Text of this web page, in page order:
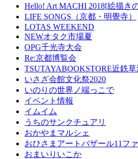
Hello! Art MACHI 2018[絵描き
LIFE SONGS（京都・明覺寺）
LOTAS WEEKEND
NEWオタク市場夏
OPG千光寺大会
Re:京都博覧会
TSUTAYABOOKSTORE近鉄
いさざ会館文化祭2020
いのりの世界ノ端っこで
イベント情報
イムイム
うちのサンクチュアリ
おかやまマルシェ
おひさまアートバザール11フ
おまいりいこか